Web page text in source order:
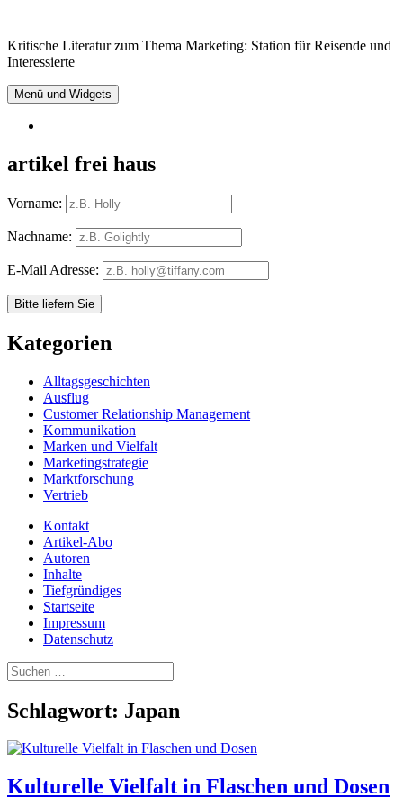
Inhalt
Kritische Literatur zum Thema Marketing: Station für Reisende und
Interessierte
Menü und Widgets
artikel frei haus
Vorname:
Nachname:
E-Mail Adresse:
Kategorien
Alltagsgeschichten
Ausflug
Customer Relationship Management
Kommunikation
Marken und Vielfalt
Marketingstrategie
Marktforschung
Vertrieb
Kontakt
Artikel-Abo
Autoren
Inhalte
Tiefgründiges
Startseite
Impressum
Datenschutz
Suchen
nach:
Schlagwort: Japan
Kulturelle Vielfalt in Flaschen und Dosen